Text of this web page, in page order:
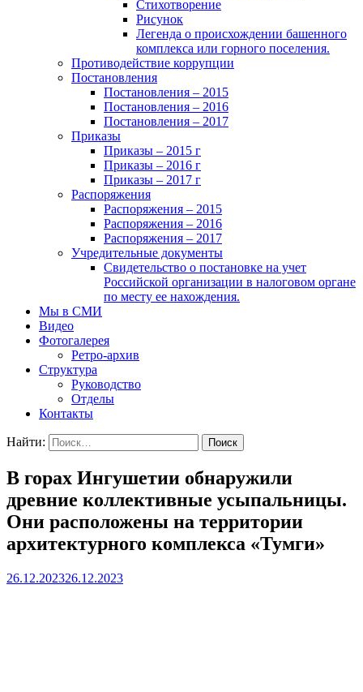
Стихотворение
Рисунок
Легенда о происхождении башенного
комплекса или горного поселения.
Противодействие коррупции
Постановления
Постановления – 2015
Постановления – 2016
Постановления – 2017
Приказы
Приказы – 2015 г
Приказы – 2016 г
Приказы – 2017 г
Распоряжения
Распоряжения – 2015
Распоряжения – 2016
Распоряжения – 2017
Учредительные документы
Свидетельство о постановке на учет
Российской организации в налоговом органе
по месту ее нахождения.
Мы в СМИ
Видео
Фотогалерея
Ретро-архив
Структура
Руководство
Отделы
Контакты
Найти:
В горах Ингушетии обнаружили
древние коллективные усыпальницы.
Они расположены на территории
архитектурного комплекса «Тумги»
26.12.202326.12.2023